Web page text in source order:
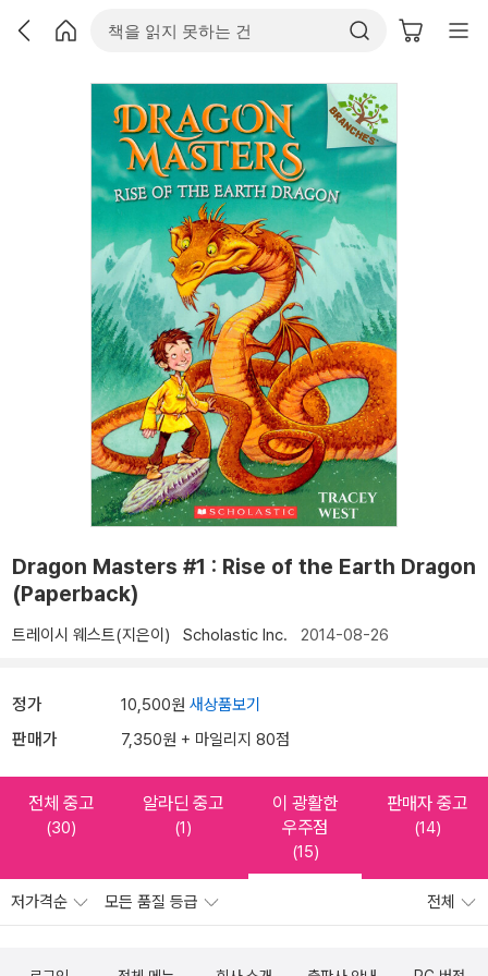
Dragon Masters #1 : Rise of the Earth Dragon
(Paperback)
트레이시 웨스트(지은이) Scholastic Inc. 2014-08-26
정가 10,500원 새상품보기
판매가 7,350원 + 마일리지 80점
전체 중고
(30)
알라딘 중고
(1)
이 광활한
우주점
(15)
판매자 중고
(14)
저가격순 모든 품질 등급 전체